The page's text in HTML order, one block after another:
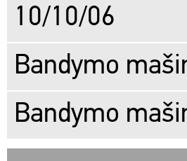
10/10/06
Bandymo
Bandymo